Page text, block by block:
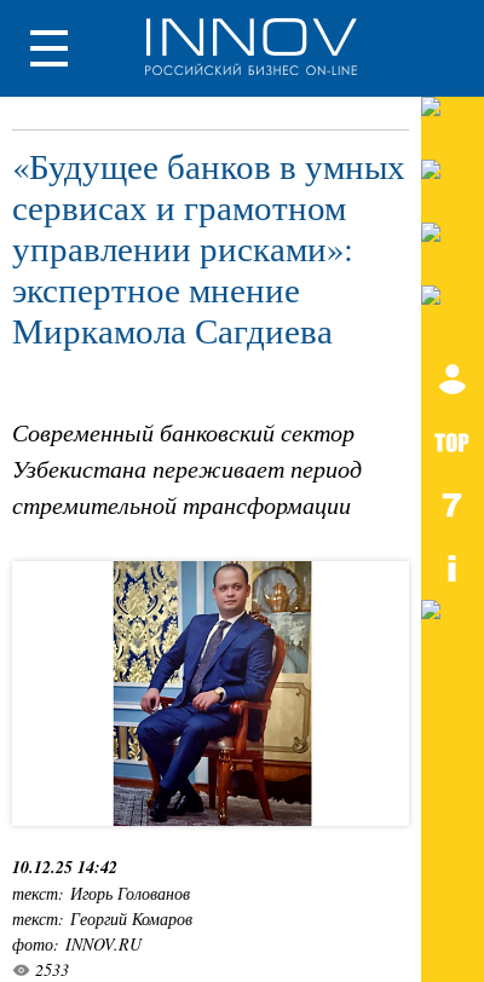
«Будущее банков в умных
сервисах и грамотном
управлении рисками»:
экспертное мнение
Миркамола Сагдиева
Современный банковский сектор
Узбекистана переживает период
стремительной трансформации
10.12.25 14:42
текст: Игорь Голованов
текст: Георгий Комаров
фото: INNOV.RU
2533